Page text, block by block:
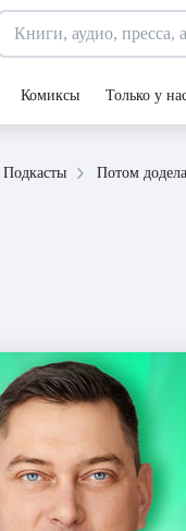
Комиксы Только у
Подкасты Потом